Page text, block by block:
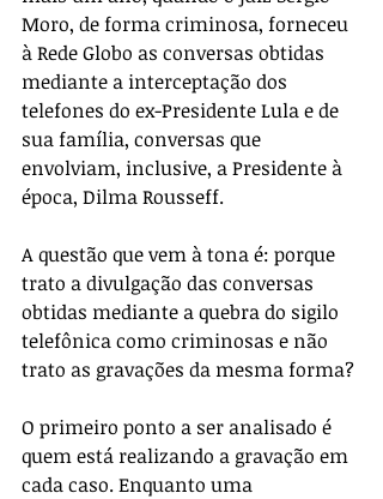
Moro, de forma criminosa, forneceu
à Rede Globo as conversas obtidas
mediante a interceptação dos
telefones do ex-Presidente Lula e de
sua família, conversas que
envolviam, inclusive, a Presidente à
época, Dilma Rousseff.
A questão que vem à tona é: porque
trato a divulgação das conversas
obtidas mediante a quebra do sigilo
telefônica como criminosas e não
trato as gravações da mesma forma?
O primeiro ponto a ser analisado é
quem está realizando a gravação em
cada caso. Enquanto uma